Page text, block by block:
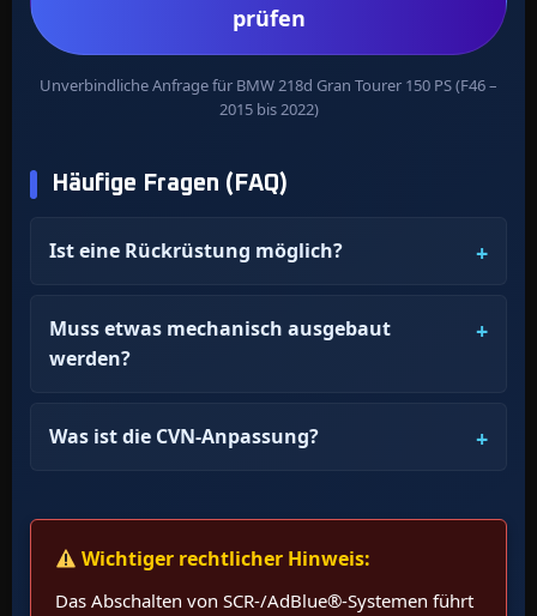
prüfen
Unverbindliche Anfrage für BMW 218d Gran Tourer 150 PS (F46 –
2015 bis 2022)
Häufige Fragen (FAQ)
Ist eine Rückrüstung möglich?
Muss etwas mechanisch ausgebaut
werden?
Was ist die CVN-Anpassung?
Wichtiger rechtlicher Hinweis:
Das Abschalten von SCR-/AdBlue®-Systemen führt